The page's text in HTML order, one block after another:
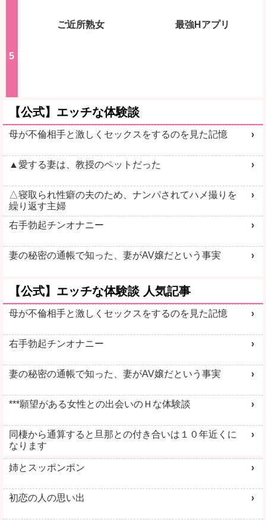
ご近所熟女 最強Hアプリ
【公式】エッチな体験談
母が不倫相手と激しくセックスをするのを見た記憶
▲愛する妻は、教授のペットだった
△寝取られ性癖の夫のため、ナンパされてハメ撮りを
繰り返す主婦
右手勃起チンオナニー
妻の秘密の通帳で知った、妻がAV嬢だという事実
【公式】エッチな体験談 人気記事
母が不倫相手と激しくセックスをするのを見た記憶
右手勃起チンオナニー
妻の秘密の通帳で知った、妻がAV嬢だという事実
***願望がある女性との出会いのＨな体験談
同棲から通算すると旦那との付き合いは１０年近くに
なります
姉とスッポンポン
初恋の人の思い出